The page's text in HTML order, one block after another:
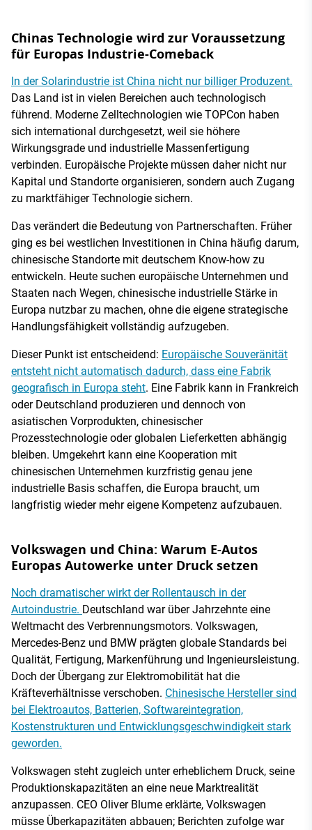
Chinas Technologie wird zur Voraussetzung
für Europas Industrie-Comeback
In der Solarindustrie ist China nicht nur billiger Produzent.
Das Land ist in vielen Bereichen auch technologisch
führend. Moderne Zelltechnologien wie TOPCon haben
sich international durchgesetzt, weil sie höhere
Wirkungsgrade und industrielle Massenfertigung
verbinden. Europäische Projekte müssen daher nicht nur
Kapital und Standorte organisieren, sondern auch Zugang
zu marktfähiger Technologie sichern.
Das verändert die Bedeutung von Partnerschaften. Früher
ging es bei westlichen Investitionen in China häufig darum,
chinesische Standorte mit deutschem Know-how zu
entwickeln. Heute suchen europäische Unternehmen und
Staaten nach Wegen, chinesische industrielle Stärke in
Europa nutzbar zu machen, ohne die eigene strategische
Handlungsfähigkeit vollständig aufzugeben.
Dieser Punkt ist entscheidend: Europäische Souveränität
entsteht nicht automatisch dadurch, dass eine Fabrik
geografisch in Europa steht. Eine Fabrik kann in Frankreich
oder Deutschland produzieren und dennoch von
asiatischen Vorprodukten, chinesischer
Prozesstechnologie oder globalen Lieferketten abhängig
bleiben. Umgekehrt kann eine Kooperation mit
chinesischen Unternehmen kurzfristig genau jene
industrielle Basis schaffen, die Europa braucht, um
langfristig wieder mehr eigene Kompetenz aufzubauen.
Volkswagen und China: Warum E-Autos
Europas Autowerke unter Druck setzen
Noch dramatischer wirkt der Rollentausch in der
Autoindustrie. Deutschland war über Jahrzehnte eine
Weltmacht des Verbrennungsmotors. Volkswagen,
Mercedes-Benz und BMW prägten globale Standards bei
Qualität, Fertigung, Markenführung und Ingenieursleistung.
Doch der Übergang zur Elektromobilität hat die
Kräfteverhältnisse verschoben. Chinesische Hersteller sind
bei Elektroautos, Batterien, Softwareintegration,
Kostenstrukturen und Entwicklungsgeschwindigkeit stark
geworden.
Volkswagen steht zugleich unter erheblichem Druck, seine
Produktionskapazitäten an eine neue Marktrealität
anzupassen. CEO Oliver Blume erklärte, Volkswagen
müsse Überkapazitäten abbauen; Berichten zufolge war